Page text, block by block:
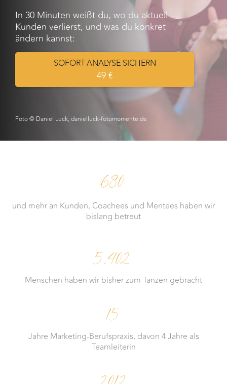
In 30 Minuten weißt du, wo du aktuell
Kunden verlierst, und was du konkret
ändern kannst:
SOFORT-ANALYSE SICHERN
49 €
Foto © Daniel Luck, danielluck-fotomomente.de
680
und mehr an Kunden, Coachees und Mentees haben wir
bislang betreut
5.402
Menschen haben wir bisher zum Tanzen gebracht
15
Jahre Marketing-Berufspraxis, davon 4 Jahre als
Teamleiterin